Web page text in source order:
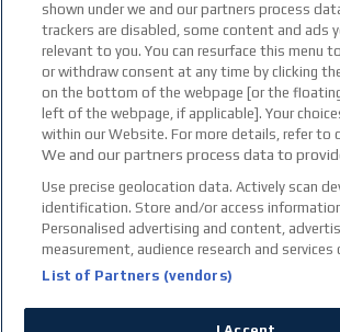
shown under we and our partners process
trackers are disabled, some content and ads
relevant to you. You can resurface this menu
or withdraw consent at any time by clicking
on the bottom of the webpage [or the
left of the webpage, if applicable]. Your
within our Website. For more details, refer to
We and our partners process data to
Use precise geolocation data. Actively scan
identification. Store and/or access
Personalised advertising and content,
measurement, audience research and
List of Partners (vendors)